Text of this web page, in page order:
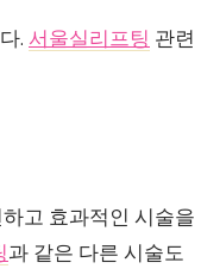
. 서울실리프팅 관련
고 효과적인 시술을
과 같은 다른 시술도